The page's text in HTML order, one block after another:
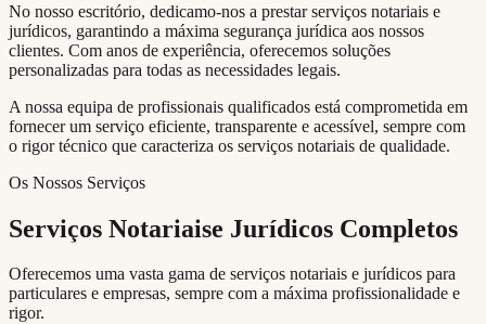
No nosso escritório, dedicamo-nos a prestar serviços notariais e
jurídicos, garantindo a máxima segurança jurídica aos nossos
clientes. Com anos de experiência, oferecemos soluções
personalizadas para todas as necessidades legais.
A nossa equipa de profissionais qualificados está comprometida em
fornecer um serviço eficiente, transparente e acessível, sempre com
o rigor técnico que caracteriza os serviços notariais de qualidade.
Os Nossos Serviços
Serviços Notariaise Jurídicos Completos
Oferecemos uma vasta gama de serviços notariais e jurídicos para
particulares e empresas, sempre com a máxima profissionalidade e
rigor.